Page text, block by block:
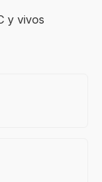
y vivos